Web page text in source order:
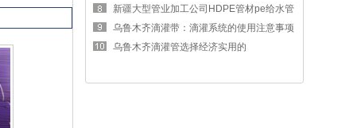
题
新疆大型管业加工公司HDPE管材pe给水管
的优势
乌鲁木齐滴灌带：滴灌系统的使用注意事项
有哪
乌鲁木齐滴灌管选择经济实用的